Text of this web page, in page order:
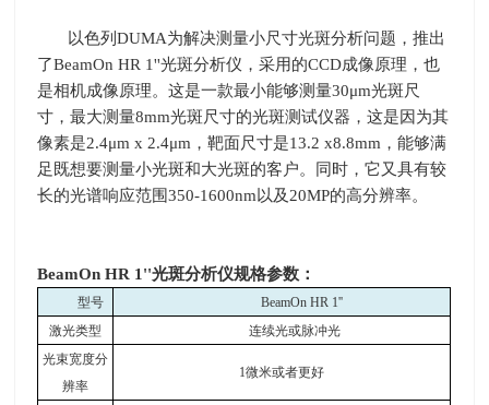
以色列DUMA为解决测量小尺寸光斑分析问题，推出
了BeamOn HR 1''光斑分析仪，采用的CCD成像原理，也
是相机成像原理。这是一款最小能够测量30μm光斑尺
寸，最大测量8mm光斑尺寸的光斑测试仪器，这是因为其
像素是2.4μm x 2.4μm ，靶面尺寸是13.2 x8.8mm ，能够满
足既想要测量小光斑和大光斑的客户。同时，它又具有较
长的光谱响应范围350-1600nm以及 20MP的高分辨率。
BeamOn HR 1''光斑分析仪规格参数：
型号
BeamOn HR 1''
激光类型
连续光或脉冲光
光束宽度分
辨率
1微米或者更好